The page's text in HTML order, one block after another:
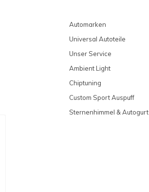
Automarken
Universal Autoteile
Unser Service
Ambient Light
Chiptuning
Custom Sport Auspuff
Sternenhimmel & Autogurt